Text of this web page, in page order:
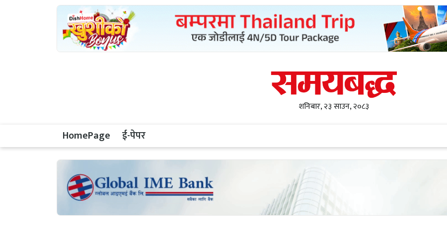
शनिबार, २३ साउन, २०८३
HomePage ई-पेपर